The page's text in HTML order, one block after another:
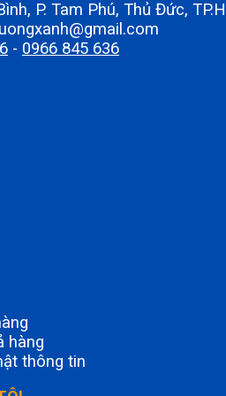
P. Tam Phú, Thủ Đức,
- 0966 845 636
hàng
thông tin